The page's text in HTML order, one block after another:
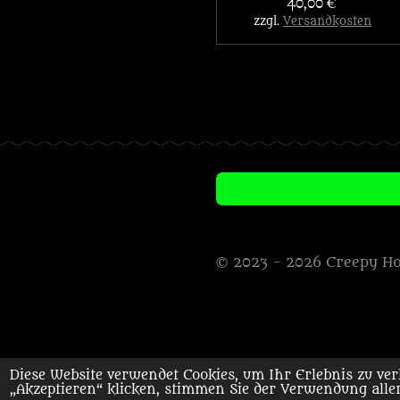
Diese Website verwendet Cookies, um Ihr Erlebnis zu
„Akzeptieren“ klicken, stimmen Sie der Verwendung
40,00 €
zzgl. Versandkosten
© 2023 - 2026 Creepy